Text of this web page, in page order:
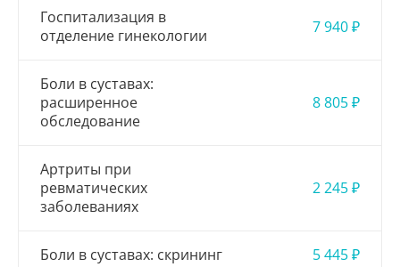
Госпитализация в
отделение гинекологии
7 940 ₽
Боли в суставах:
расширенное
обследование
8 805 ₽
Артриты при
ревматических
заболеваниях
2 245 ₽
Боли в суставах: скрининг 5 445 ₽